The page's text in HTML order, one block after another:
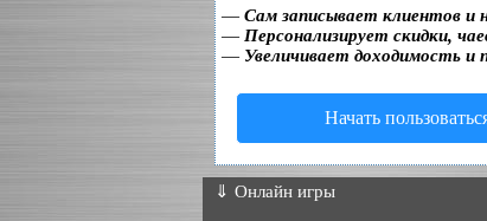
— Сам записывает клиентов и
— Персонализирует скидки,
— Увеличивает доходимость
Начать
⇓ Онлайн игры